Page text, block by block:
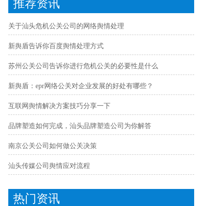
推荐资讯
关于汕头危机公关公司的网络舆情处理
新舆盾告诉你百度舆情处理方式
苏州公关公司告诉你进行危机公关的必要性是什么
新舆盾：epr网络公关对企业发展的好处有哪些？
互联网舆情解决方案技巧分享一下
品牌塑造如何完成，汕头品牌塑造公司为你解答
南京公关公司如何做公关决策
汕头传媒公司舆情应对流程
热门资讯